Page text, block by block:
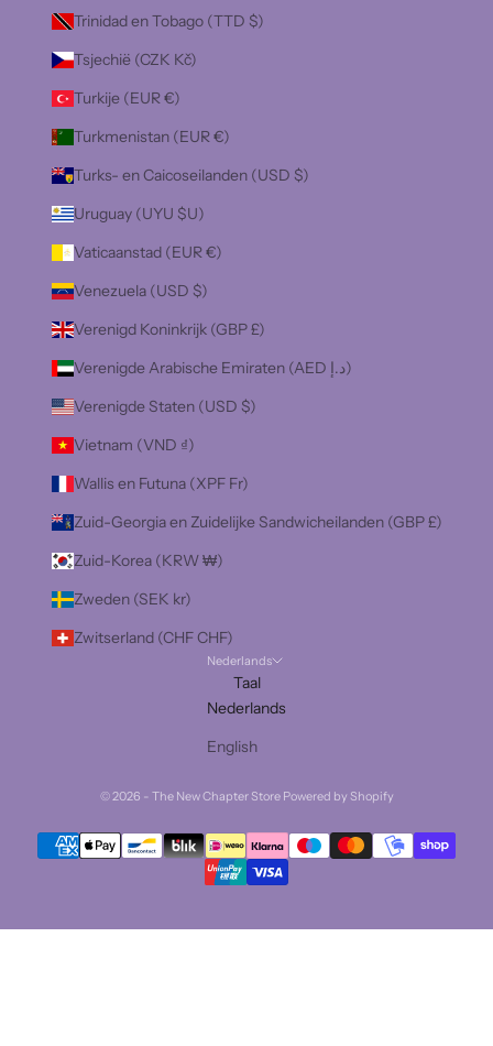
Trinidad en Tobago (TTD $)
Tsjechië (CZK Kč)
Turkije (EUR €)
Turkmenistan (EUR €)
Turks- en Caicoseilanden (USD $)
Uruguay (UYU $U)
Vaticaanstad (EUR €)
Venezuela (USD $)
Verenigd Koninkrijk (GBP £)
Verenigde Arabische Emiraten (AED د.إ)
Verenigde Staten (USD $)
Vietnam (VND ₫)
Wallis en Futuna (XPF Fr)
Zuid-Georgia en Zuidelijke Sandwicheilanden (GBP £)
Zuid-Korea (KRW ₩)
Zweden (SEK kr)
Zwitserland (CHF CHF)
Nederlands
Taal
Nederlands
English
© 2026 - The New Chapter Store Powered by Shopify